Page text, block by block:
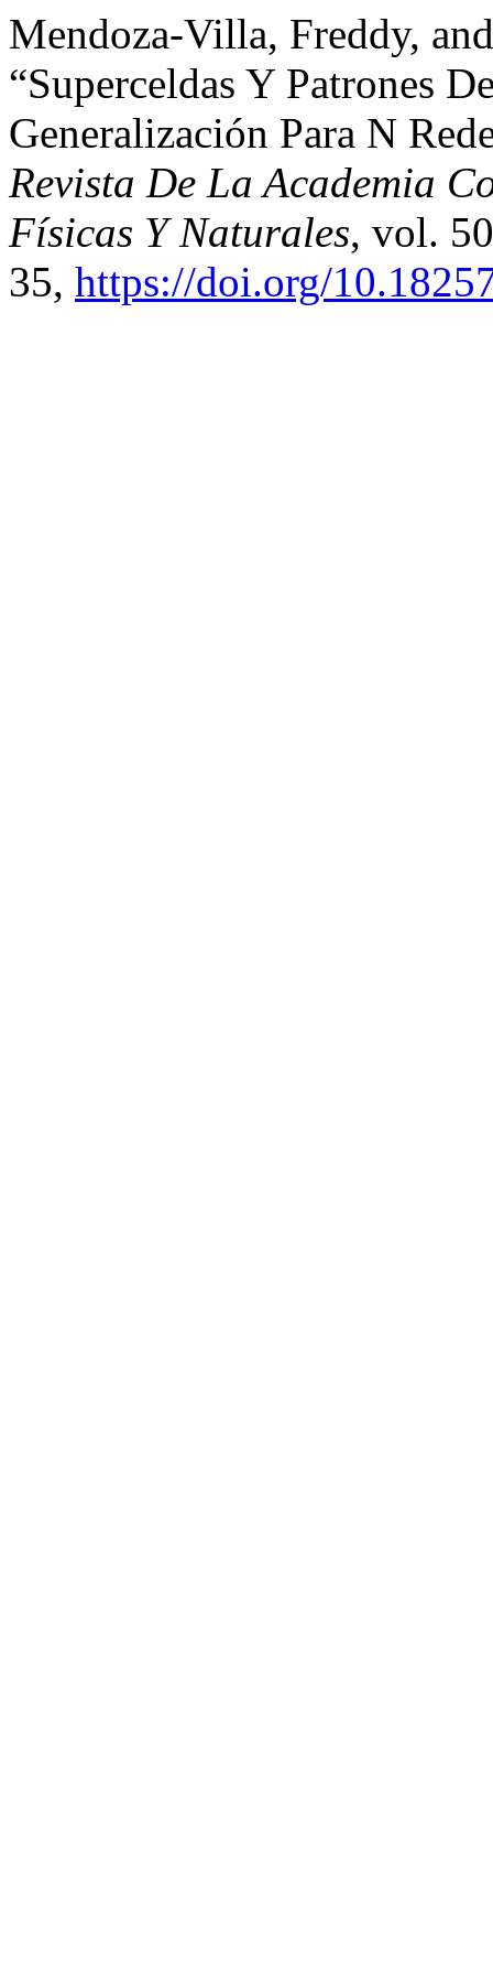
Mendoza-Villa, Freddy,
“Superceldas Y Patrones
Generalización Para N
Revista De La Academia
Físicas Y Naturales, vol.
35, https://doi.org/